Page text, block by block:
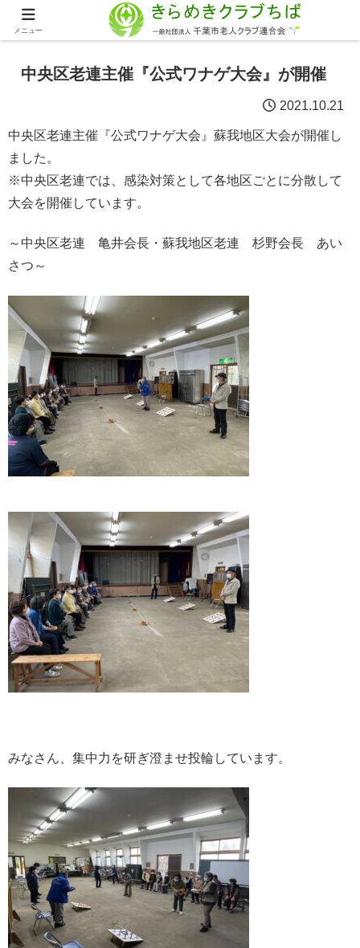
中央区老連主催『公式ワナゲ大会』が開催
2021.10.21
中央区老連主催『公式ワナゲ大会』蘇我地区大会が開催し
ました。
※中央区老連では、感染対策として各地区ごとに分散して
大会を開催しています。
～中央区老連 亀井会長・蘇我地区老連 杉野会長 あい
さつ～
みなさん、集中力を研ぎ澄ませ投輪しています。
メニュー